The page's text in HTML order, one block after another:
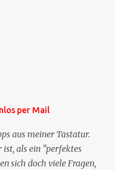
per Mail
aus meiner Tastatur.
als ein "perfektes
sich doch viele Fragen,